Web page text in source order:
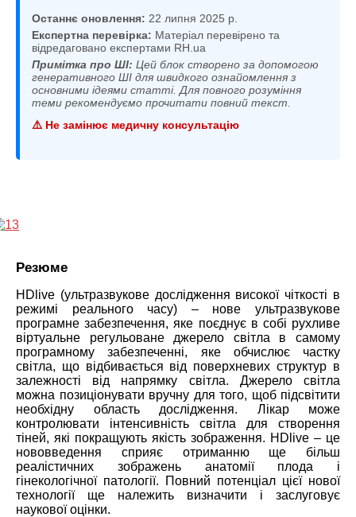
Останнє оновлення: 22 липня 2025 р.
Експертна перевірка: Матеріал перевірено та
відредаговано експертами RH.ua
Примітка про ШІ: Цей блок створено за допомогою
генеративного ШІ для швидкого ознайомлення з
основними ідеями статті. Для повного розуміння
теми рекомендуємо прочитати повний текст.
⚠️ Не замінює медичну консультацію
Резюме
HDlive (ультразвукове дослідження високої чіткості в
режимі реального часу) – нове ультразвукове
програмне забезпечення, яке поєднує в собі рухливе
віртуальне регульоване джерело світла в самому
програмному забезпеченні, яке обчислює частку
світла, що відбивається від поверхневих структур в
залежності від напрямку світла. Джерело світла
можна позиціонувати вручну для того, щоб підсвітити
необхідну область дослідження. Лікар може
контролювати інтенсивність світла для створення
тіней, які покращують якість зображення. HDlive – це
нововведення сприяє отриманню ще більш
реалістичних зображень анатомії плода і
гінекологічної патології. Повний потенціал цієї нової
технології ще належить визначити і заслуговує
наукової оцінки.